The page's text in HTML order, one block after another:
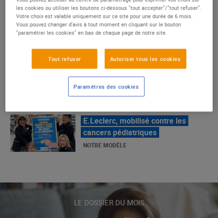
E.Leclerc !
NOTRE MODÈLE
La Grande Rencontre 2024, encore
un succès
E.Leclerc, mobilisé contre les
cancers pédiatriques
NOTRE MODÈLE
LE MOUVEMENT E.LECLERC ET
SES COMBATS
NOTRE MODÈLE
LE DOSSIER DU MOIS
les cookies ou utiliser les boutons ci-dessous "tout accepter"/"tout refuser".
Votre choix est valable uniquement sur ce site pour une durée de 6 mois.
Vous pouvez changer d'avis à tout moment en cliquant sur le bouton
"paramétrer les cookies" en bas de chaque page de notre site.
Tout refuser Autoriser tous les cookies
Paramètres des cookies